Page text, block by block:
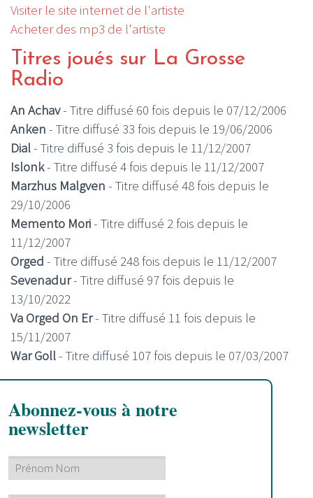
Visiter le site internet de l'artiste
Acheter des mp3 de l'artiste
Titres joués sur La Grosse
Radio
An Achav- Titre diffusé 60 fois depuis le 07/12/2006
Anken - Titre diffusé 33 fois depuis le 19/06/2006
Dial- Titre diffusé 3 fois depuis le 11/12/2007
Islonk- Titre diffusé 4 fois depuis le 11/12/2007
Marzhus Malgven - Titre diffusé 48 fois depuis le
29/10/2006
Memento Mori- Titre diffusé 2 fois depuis le
11/12/2007
Orged - Titre diffusé 248 fois depuis le 11/12/2007
Sevenadur- Titre diffusé 97 fois depuis le
13/10/2022
Va Orged On Er- Titre diffusé 11 fois depuis le
15/11/2007
War Goll- Titre diffusé 107 fois depuis le 07/03/2007
Abonnez-vous à notre
newsletter